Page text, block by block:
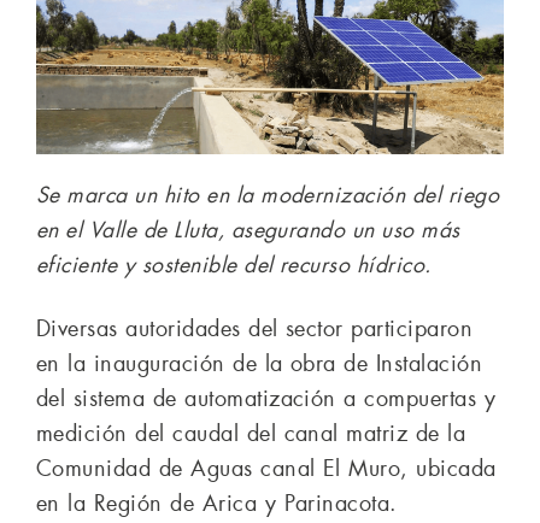
Se marca un hito en la modernización del riego
en el Valle de Lluta, asegurando un uso más
eficiente y sostenible del recurso hídrico.
Diversas autoridades del sector participaron
en la inauguración de la obra de Instalación
del sistema de automatización a compuertas y
medición del caudal del canal matriz de la
Comunidad de Aguas canal El Muro, ubicada
en la Región de Arica y Parinacota.